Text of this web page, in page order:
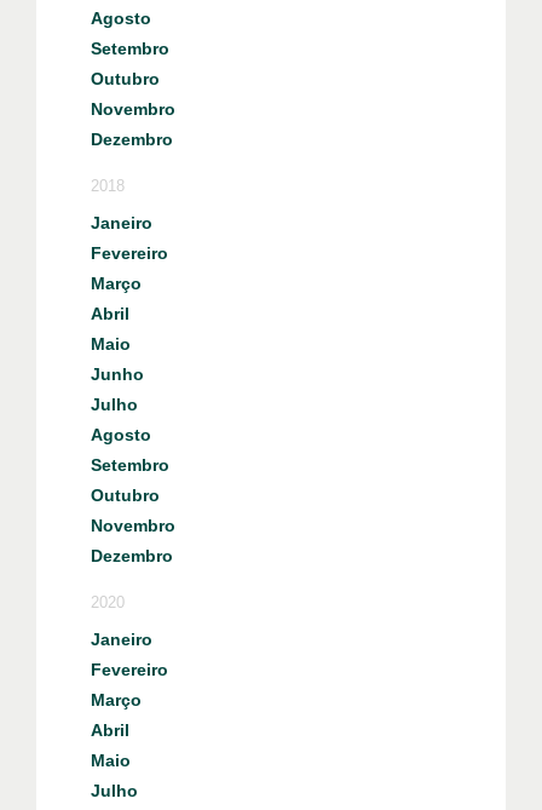
Agosto
Setembro
Outubro
Novembro
Dezembro
2018
Janeiro
Fevereiro
Março
Abril
Maio
Junho
Julho
Agosto
Setembro
Outubro
Novembro
Dezembro
2020
Janeiro
Fevereiro
Março
Abril
Maio
Julho